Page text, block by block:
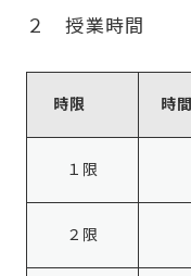
２ 授業時間
時限 時間
１限
２限